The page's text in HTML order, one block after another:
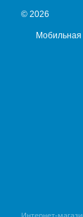
© 2026
Мобильная